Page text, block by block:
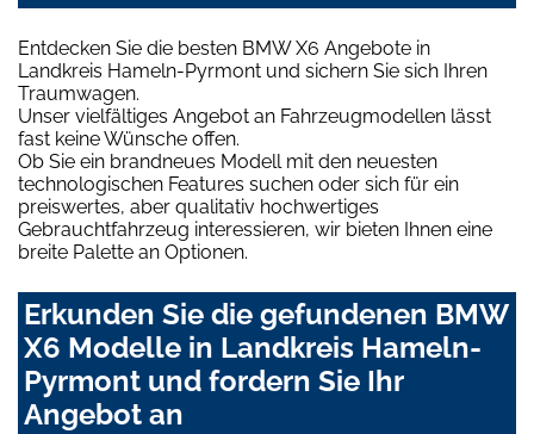
Entdecken Sie die besten BMW X6 Angebote in
Landkreis Hameln-Pyrmont und sichern Sie sich Ihren
Traumwagen.
Unser vielfältiges Angebot an Fahrzeugmodellen lässt
fast keine Wünsche offen.
Ob Sie ein brandneues Modell mit den neuesten
technologischen Features suchen oder sich für ein
preiswertes, aber qualitativ hochwertiges
Gebrauchtfahrzeug interessieren, wir bieten Ihnen eine
breite Palette an Optionen.
Erkunden Sie die gefundenen BMW
X6 Modelle in Landkreis Hameln-
Pyrmont und fordern Sie Ihr
Angebot an